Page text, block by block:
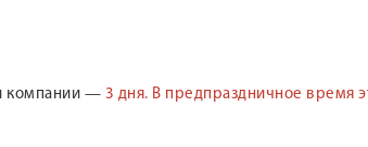
компании — 3 дня. В предпраздничное время